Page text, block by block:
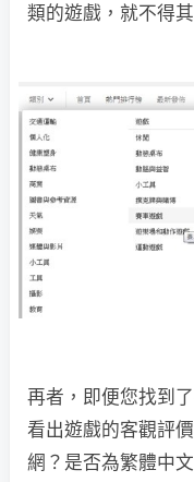
類的遊戲，就不得
再者，即便您找到
看出遊戲的客觀評
網？是否為繁體中